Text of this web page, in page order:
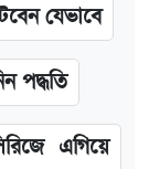
যেভাবে
পদ্ধতি
এগিয়ে